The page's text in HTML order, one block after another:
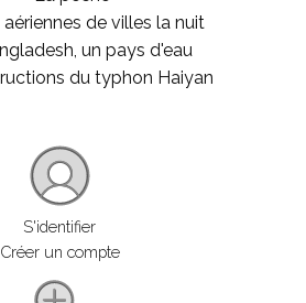
aériennes de villes la nuit
un pays d'eau
du typhon Haiyan
S'identifier
Créer un compte